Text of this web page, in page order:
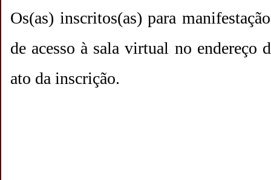
Os(as) inscritos(as) para
de acesso à sala virtual no endereço
ato da inscrição.